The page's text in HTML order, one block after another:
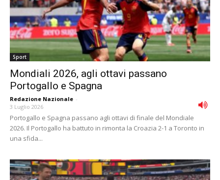
Sport
Mondiali 2026, agli ottavi passano
Portogallo e Spagna
Redazione Nazionale -
3 Luglio 2026
Portogallo e Spagna passano agli ottavi di finale del Mondiale
2026. Il Portogallo ha battuto in rimonta la Croazia 2-1 a Toronto in
una sfida...